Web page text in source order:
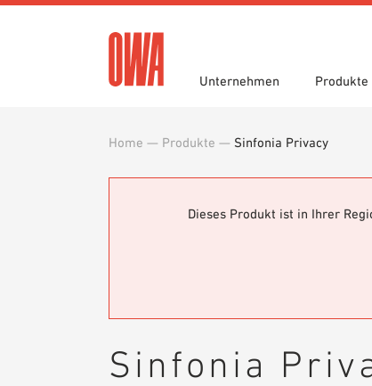
Unternehmen
Historie
Produkte
Produktübersicht
Funktionen
Ausschreibungstexte
OWA-Schulungen
Jobportal
Home — Produkte — Sinfonia Privacy
Dieses Produkt ist in Ihrer
Sinfonia